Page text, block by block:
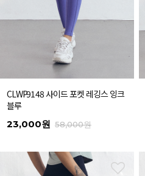
CLWP9148 사이드 포켓 레깅스 잉크
블루
23,000원 58,000원